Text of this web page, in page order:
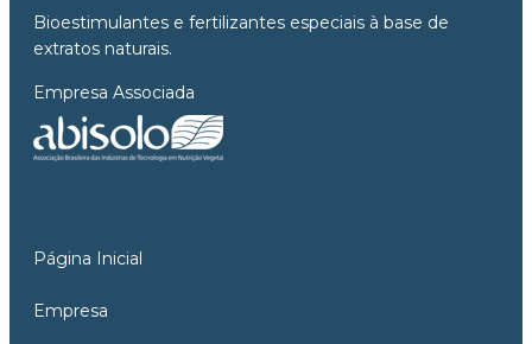
Bioestimulantes e fertilizantes especiais à base de
extratos naturais.
Empresa Associada
Página Inicial
Empresa